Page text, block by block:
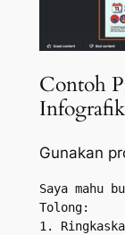
Contoh
Infografik
Gunakan
Saya mahu
Tolong:
1.